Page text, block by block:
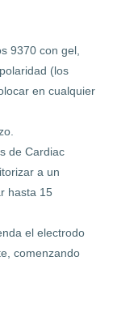
9370 con gel,
(los
en cualquier
de Cardiac
a un
hasta 15
el electrodo
comenzando